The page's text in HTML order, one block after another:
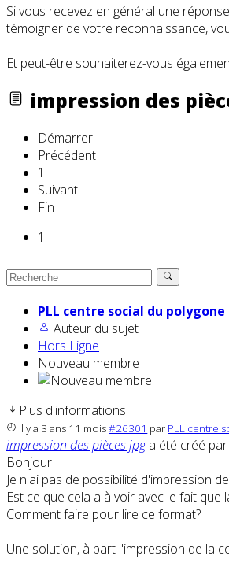
Si vous recevez en général une
témoigner de votre reconnaissance,
Et peut-être souhaiterez-vous
impression des
Démarrer
Précédent
1
Suivant
Fin
1
PLL centre social du polygone
Auteur du sujet
Hors Ligne
Nouveau membre
Plus d'informations
il y a 3 ans 11 mois#26301 par PLL centre
impression des pièces jpga été créé par
Bonjour
Je n'ai pas de possibilité d'impression
Est ce que cela a à voir avec le fait
Comment faire pour lire ce format?
Une solution, à part l'impression de la